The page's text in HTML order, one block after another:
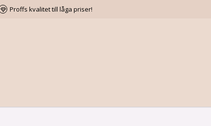
Proffs kvalitet till låga priser!